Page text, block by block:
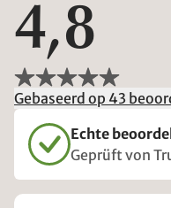
4,8
Gebaseerd op 43
Echte
Geprüft von